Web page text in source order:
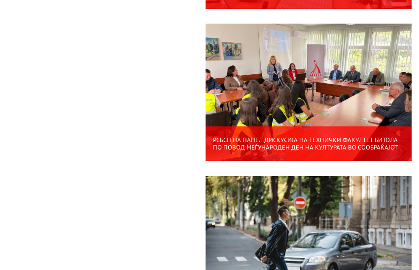
РСБСП НА ПАНЕЛ ДИСКУСИЈА НА ТЕХНИЧКИ ФАКУЛТЕТ БИТОЛА
ПО ПОВОД МЕЃУНАРОДЕН ДЕН НА КУЛТУРАТА ВО СООБРАЌАЈОТ